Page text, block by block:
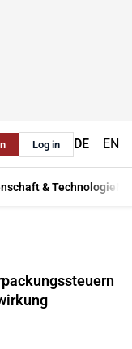
Log in DE EN
& Technologie